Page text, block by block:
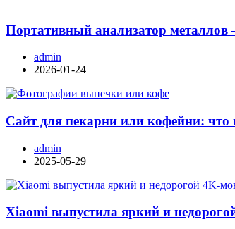
Портативный анализатор
admin
2026-01-24
Сайт для пекарни или кофейни: что
admin
2025-05-29
Xiaomi выпустила яркий и